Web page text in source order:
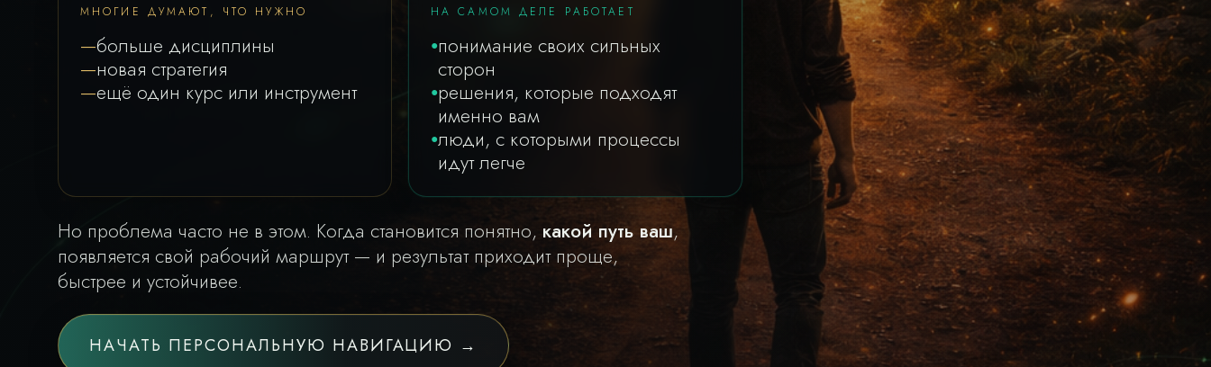
МНОГИЕ ДУМАЮТ, ЧТО НУЖНО
больше дисциплины
новая стратегия
ещё один курс или инструмент
НА САМОМ ДЕЛЕ РАБОТАЕТ
понимание своих сильных
сторон
решения, которые подходят
именно вам
люди, с которыми процессы
идут легче
Но проблема часто не в этом. Когда становится понятно, какой путь ваш,
появляется свой рабочий маршрут — и результат приходит проще,
быстрее и устойчивее.
НАЧАТЬ ПЕРСОНАЛЬНУЮ НАВИГАЦИЮ →